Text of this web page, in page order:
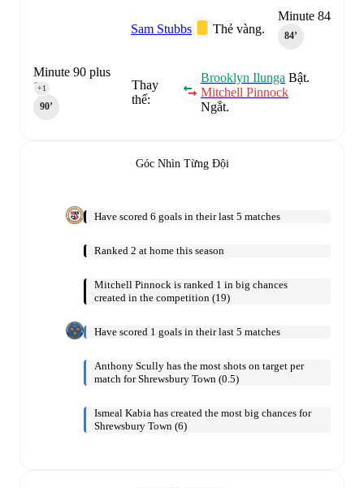
Minute 84
84‎’‎
Thẻ vàng.
Sam Stubbs
Thay
thế:
Brooklyn Ilunga Bật.
Mitchell Pinnock
Ngắt.
Minute 90 plus
1
90‎’‎
+1
Góc Nhìn Từng Đội
Have scored 6 goals in their last 5 matches
Ranked 2 at home this season
Mitchell Pinnock is ranked 1 in big chances
created in the competition (19)
Have scored 1 goals in their last 5 matches
Anthony Scully has the most shots on target per
match for Shrewsbury Town (0.5)
Ismeal Kabia has created the most big chances for
Shrewsbury Town (6)